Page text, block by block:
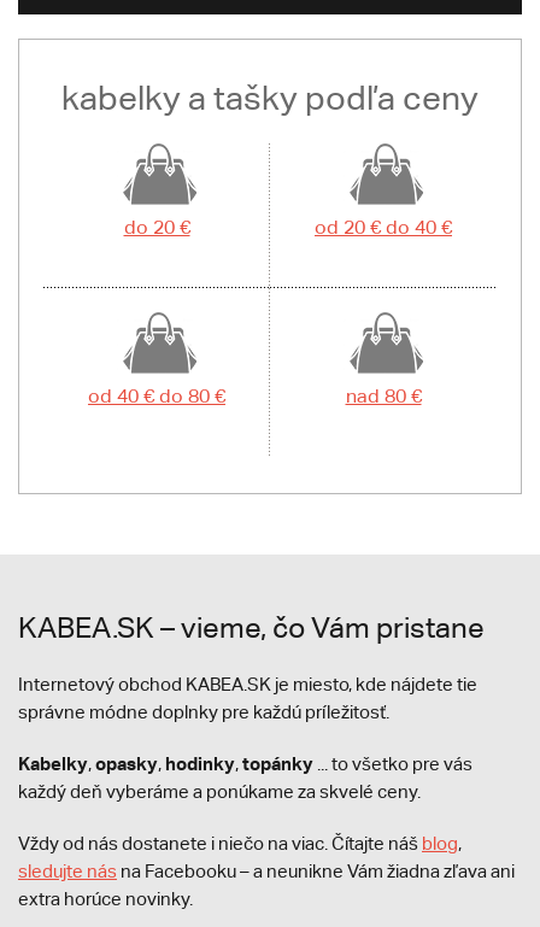
kabelky a tašky podľa ceny
do 20 € od 20 € do 40 €
od 40 € do 80 € nad 80 €
KABEA.SK – vieme, čo Vám pristane
Internetový obchod KABEA.SK je miesto, kde nájdete tie
správne módne doplnky pre každú príležitosť.
Kabelky,opasky, hodinky,topánky ... to všetko pre vás
každý deň vyberáme a ponúkame za skvelé ceny.
Vždy od nás dostanete i niečo na viac. Čítajte náš blog,
sledujte nás na Facebooku – a neunikne Vám žiadna zľava ani
extra horúce novinky.